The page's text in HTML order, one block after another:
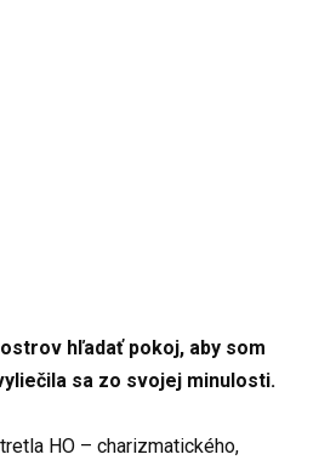
hľadať pokoj, aby som
sa zo svojej minulosti.
HO – charizmatického,